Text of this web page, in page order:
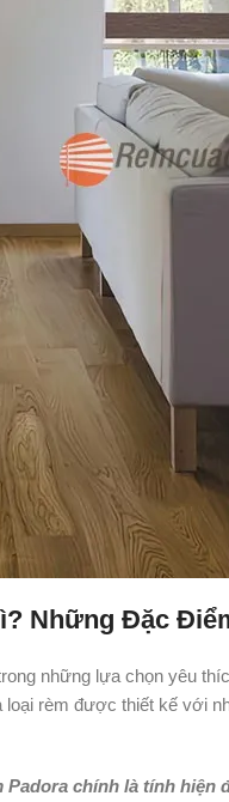
Những Đặc
những lựa chọn yêu
rèm được thiết kế với
chính là tính hiện